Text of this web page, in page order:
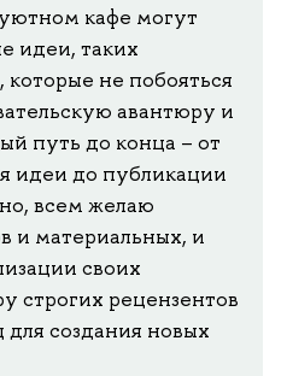
уютном кафе могут
идеи, таких
не побояться
авантюру и
путь до конца – от
идеи до публикации
всем желаю
и материальных, и
своих
строгих рецензентов
для создания новых